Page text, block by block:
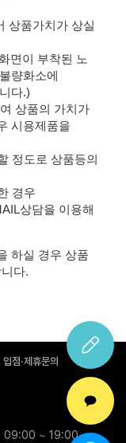
상품가치가 상실
면이 부착된 노
량화소에
다.)
상품의 가치가
시용제품을
정도로 상품등의
경우
상담을 이용해
하실 경우 상품
다.
입점·제휴문의
09:00 ~ 19:00